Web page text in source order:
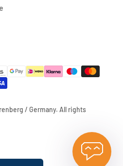
/ Germany. All rights